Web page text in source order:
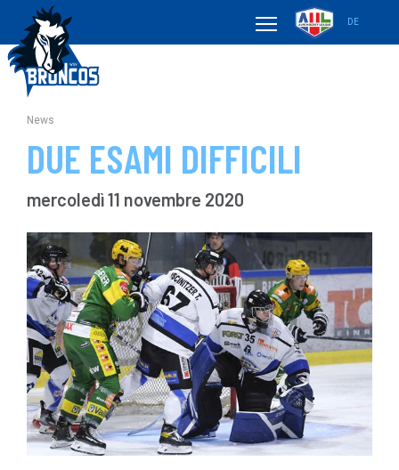
DE
News
DUE ESAMI DIFFICILI
mercoledì 11 novembre 2020